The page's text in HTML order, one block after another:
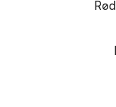
Rød